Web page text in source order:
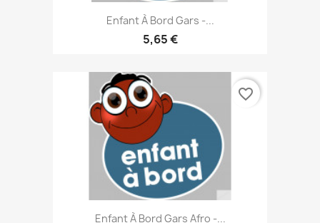
Enfant À Bord Gars -...
5,65 €
Enfant À Bord Gars Afro -...
favorite_border